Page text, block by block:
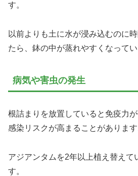
す。
以前よりも土に水が浸み込むのに
たら、鉢の中が蒸れやすくなってい
病気や害虫の発生
根詰まりを放置していると免疫力
感染リスクが高まることがあります
アジアンタムを2年以上植え替えて
す。